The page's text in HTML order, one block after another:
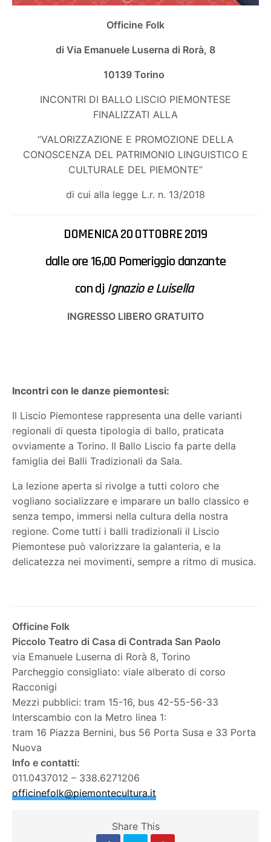
Officine Folk
di Via Emanuele Luserna di Rorà, 8
10139 Torino
INCONTRI DI BALLO LISCIO PIEMONTESE
FINALIZZATI ALLA
“VALORIZZAZIONE E PROMOZIONE DELLA
CONOSCENZA DEL PATRIMONIO LINGUISTICO E
CULTURALE DEL PIEMONTE”
di cui alla legge L.r. n. 13/2018
DOMENICA 20 OTTOBRE 2019
dalle ore 16,00 Pomeriggio danzante
con djIgnazio e Luisella
INGRESSO LIBERO GRATUITO
Incontri con le danze piemontesi:
Il Liscio Piemontese rappresenta una delle varianti
regionali di questa tipologia di ballo, praticata
ovviamente a Torino. Il Ballo Liscio fa parte della
famiglia dei Balli Tradizionali da Sala.
La lezione aperta si rivolge a tutti coloro che
vogliano socializzare e imparare un ballo classico e
senza tempo, immersi nella cultura della nostra
regione. Come tutti i balli tradizionali il Liscio
Piemontese può valorizzare la galanteria, e la
delicatezza nei movimenti, sempre a ritmo di musica.
Officine Folk
Piccolo Teatro di Casa di Contrada San Paolo
via Emanuele Luserna di Rorà 8, Torino
Parcheggio consigliato: viale alberato di corso
Racconigi
Mezzi pubblici: tram 15-16, bus 42-55-56-33
Interscambio con la Metro linea 1:
tram 16 Piazza Bernini, bus 56 Porta Susa e 33 Porta
Nuova
Info e contatti:
011.0437012 – 338.6271206
officinefolk@piemontecultura.it
Share This